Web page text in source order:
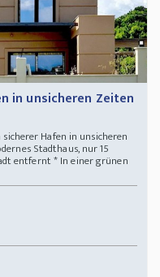
in unsicheren Zeiten
Hafen in unsicheren
Stadthaus, nur 15
entfernt * In einer grünen